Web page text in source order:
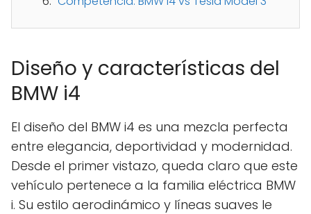
Diseño y características del
BMW i4
El diseño del BMW i4 es una mezcla perfecta
entre elegancia, deportividad y modernidad.
Desde el primer vistazo, queda claro que este
vehículo pertenece a la familia eléctrica BMW
i. Su estilo aerodinámico y líneas suaves le